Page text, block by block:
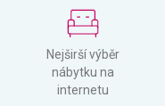
Nejširší výběr
nábytku na
internetu